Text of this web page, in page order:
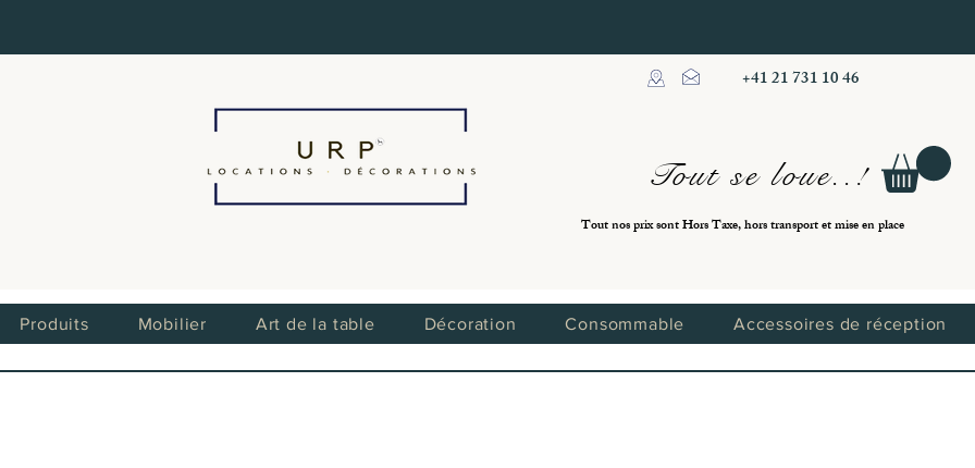
+41 21 731 10 46
Tout se loue..!
Tout nos prix sont Hors Taxe, hors transport et mise en place
Produits Mobilier Art de la table Décoration Consommable Accessoires de réception